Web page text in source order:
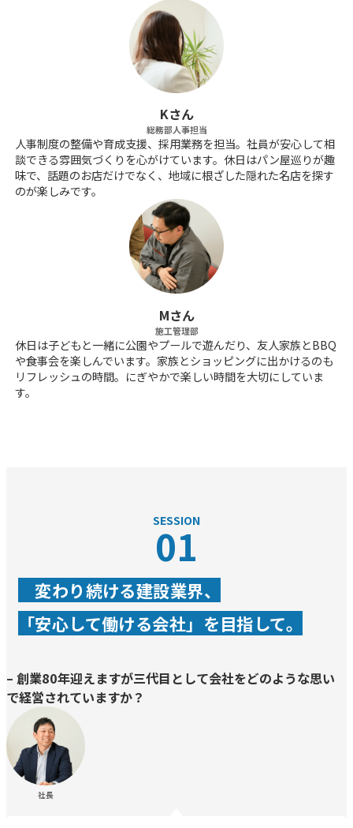
Kさん
総務部人事担当
人事制度の整備や育成支援、採用業務を担当。社員が安心して相
談できる雰囲気づくりを心がけています。休日はパン屋巡りが趣
味で、話題のお店だけでなく、地域に根ざした隠れた名店を探す
のが楽しみです。
Mさん
施工管理部
休日は子どもと一緒に公園やプールで遊んだり、友人家族とBBQ
や食事会を楽しんでいます。家族とショッピングに出かけるのも
リフレッシュの時間。にぎやかで楽しい時間を大切にしていま
す。
SESSION
01
変わり続ける建設業界、
「安心して働ける会社」を目指して。
– 創業80年迎えますが三代目として会社をどのような思い
で経営されていますか？
社長